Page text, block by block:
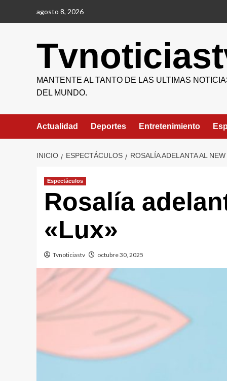
agosto 8, 2026
MANTENTE AL TANTO DE LAS ULTIMAS
DEL MUNDO.
Actualidad Deportes Entretenimiento
INICIO ESPECTÁCULOS ROSALÍA ADELANTA AL
Espectáculos
Rosalía
«Lux»
Tvnoticiastv octubre 30, 2025